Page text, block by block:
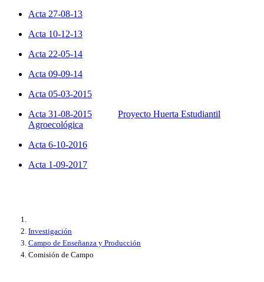
Acta 27-08-13
Acta 10-12-13
Acta 22-05-14
Acta 09-09-14
Acta 05-03-2015
Acta 31-08-2015
Proyecto Huerta Estudiantil
Agroecológica
Acta 6-10-2016
Acta 1-09-2017
Investigación
Campo de Enseñanza y Producción
Comisión de Campo